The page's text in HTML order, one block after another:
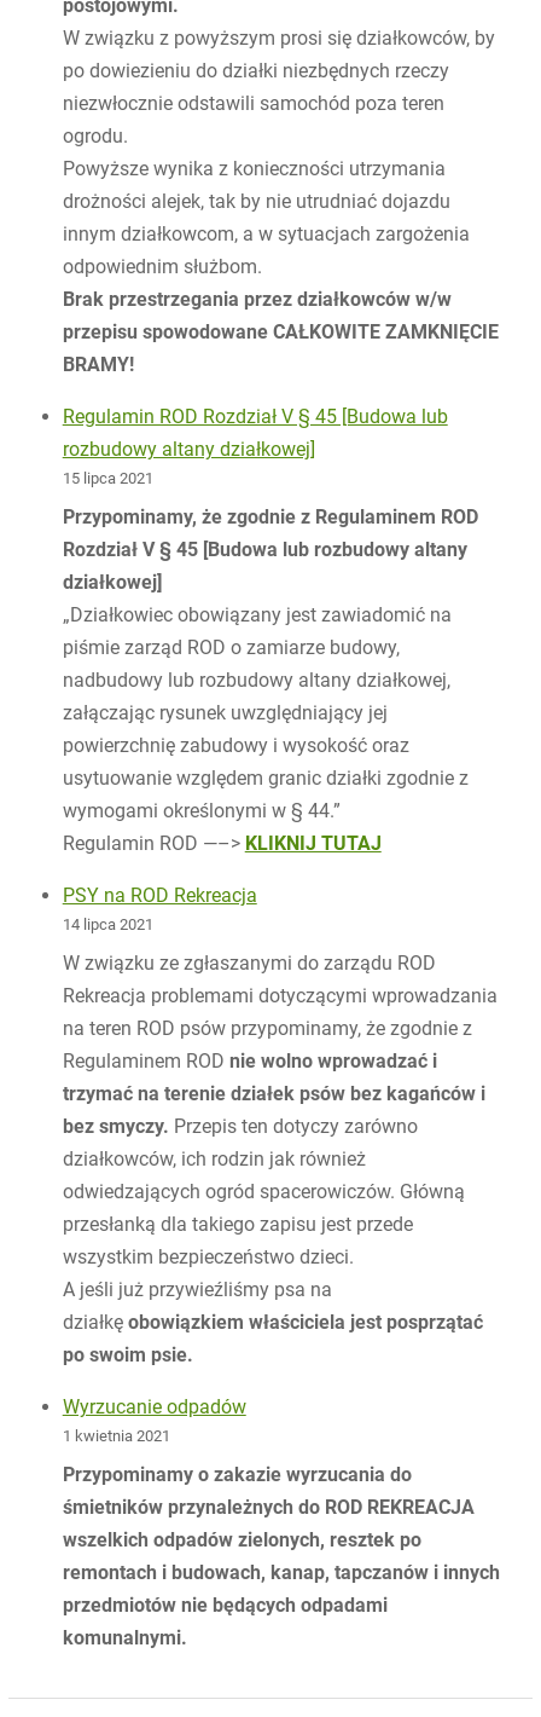
postojowymi.
W związku z powyższym prosi się działkowców, by
po dowiezieniu do działki niezbędnych rzeczy
niezwłocznie odstawili samochód poza teren
ogrodu.
Powyższe wynika z konieczności utrzymania
drożności alejek, tak by nie utrudniać dojazdu
innym działkowcom, a w sytuacjach zargożenia
odpowiednim służbom.
Brak przestrzegania przez działkowców w/w
przepisu spowodowane CAŁKOWITE ZAMKNIĘCIE
BRAMY!
Regulamin ROD Rozdział V § 45 [Budowa lub
rozbudowy altany działkowej]
15 lipca 2021
Przypominamy, że zgodnie z Regulaminem ROD
Rozdział V § 45 [Budowa lub rozbudowy altany
działkowej]
„Działkowiec obowiązany jest zawiadomić na
piśmie zarząd ROD o zamiarze budowy,
nadbudowy lub rozbudowy altany działkowej,
załączając rysunek uwzględniający jej
powierzchnię zabudowy i wysokość oraz
usytuowanie względem granic działki zgodnie z
wymogami określonymi w § 44.”
Regulamin ROD —–> KLIKNIJ TUTAJ
PSY na ROD Rekreacja
14 lipca 2021
W związku ze zgłaszanymi do zarządu ROD
Rekreacja problemami dotyczącymi wprowadzania
na teren ROD psów przypominamy, że zgodnie z
Regulaminem ROD nie wolno wprowadzać i
trzymać na terenie działek psów bez kagańców i
bez smyczy. Przepis ten dotyczy zarówno
działkowców, ich rodzin jak również
odwiedzających ogród spacerowiczów. Główną
przesłanką dla takiego zapisu jest przede
wszystkim bezpieczeństwo dzieci.
A jeśli już przywieźliśmy psa na
działkę obowiązkiem właściciela jest posprzątać
po swoim psie.
Wyrzucanie odpadów
1 kwietnia 2021
Przypominamy o zakazie wyrzucania do
śmietników przynależnych do ROD REKREACJA
wszelkich odpadów zielonych, resztek po
remontach i budowach, kanap, tapczanów i innych
przedmiotów nie będących odpadami
komunalnymi.